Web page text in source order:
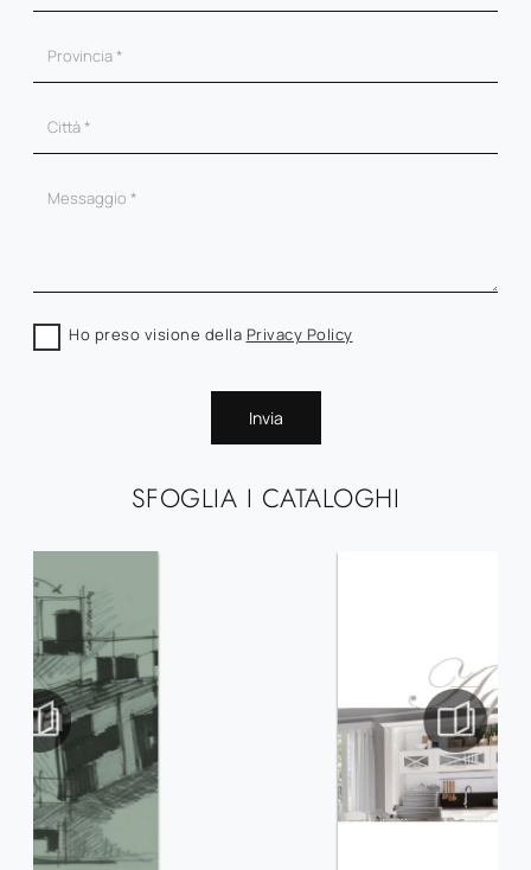
SFOGLIA I CATALOGHI
Ho preso visione della Privacy Policy
Invia